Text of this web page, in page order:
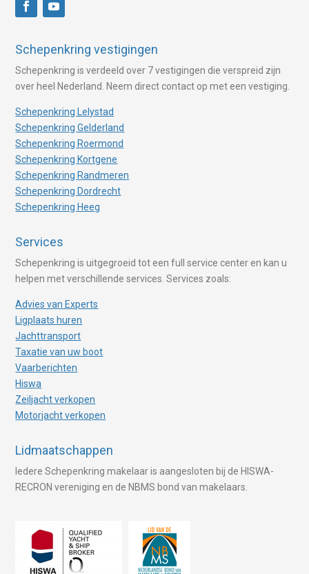
Schepenkring vestigingen
Schepenkring is verdeeld over 7 vestigingen die verspreid zijn
over heel Nederland. Neem direct contact op met een vestiging.
Schepenkring Lelystad
Schepenkring Gelderland
Schepenkring Roermond
Schepenkring Kortgene
Schepenkring Randmeren
Schepenkring Dordrecht
Schepenkring Heeg
Services
Schepenkring is uitgegroeid tot een full service center en kan u
helpen met verschillende services. Services zoals:
Advies van Experts
Ligplaats huren
Jachttransport
Taxatie van uw boot
Vaarberichten
Hiswa
Zeiljacht verkopen
Motorjacht verkopen
Lidmaatschappen
Iedere Schepenkring makelaar is aangesloten bij de HISWA-
RECRON vereniging en de NBMS bond van makelaars.